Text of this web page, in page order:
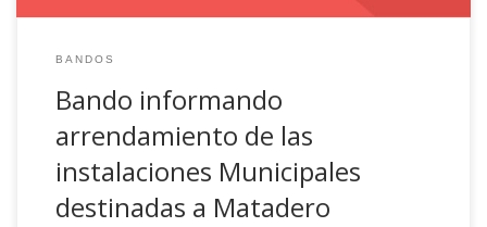
BANDOS
Bando informando
arrendamiento de las
instalaciones Municipales
destinadas a Matadero